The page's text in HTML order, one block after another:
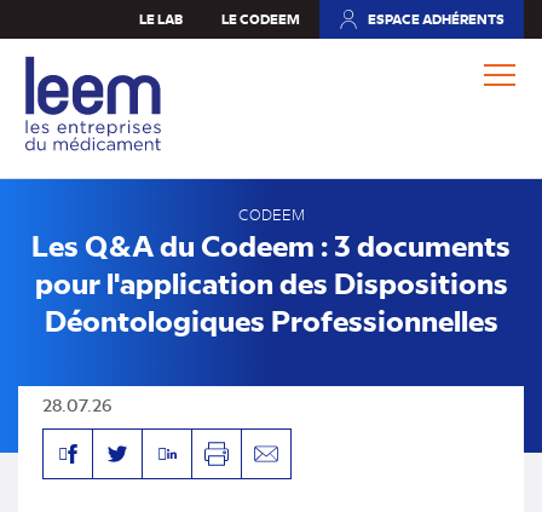
au
contenu
principal
LE LAB LE CODEEM ESPACE ADHÉRENTS
(NOUVEL
CODEEM
Les Q&A du Codeem : 3 documents
pour l'application des Dispositions
Déontologiques Professionnelles
28.07.26
FacebookTwitterLinkedinImprimerEnvoyer